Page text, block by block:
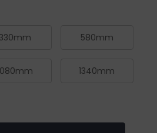
330mm 580mm
1340mm